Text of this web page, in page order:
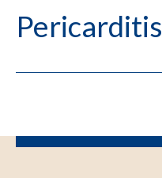
Pericarditis